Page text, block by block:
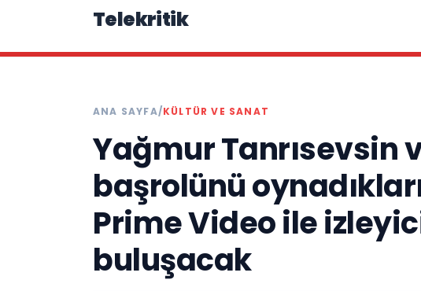
Telekritik
ANA SAYFA/KÜLTÜR VE SANAT
Yağmur Tanrısevsin
başrolünü
Prime Video ile
buluşacak